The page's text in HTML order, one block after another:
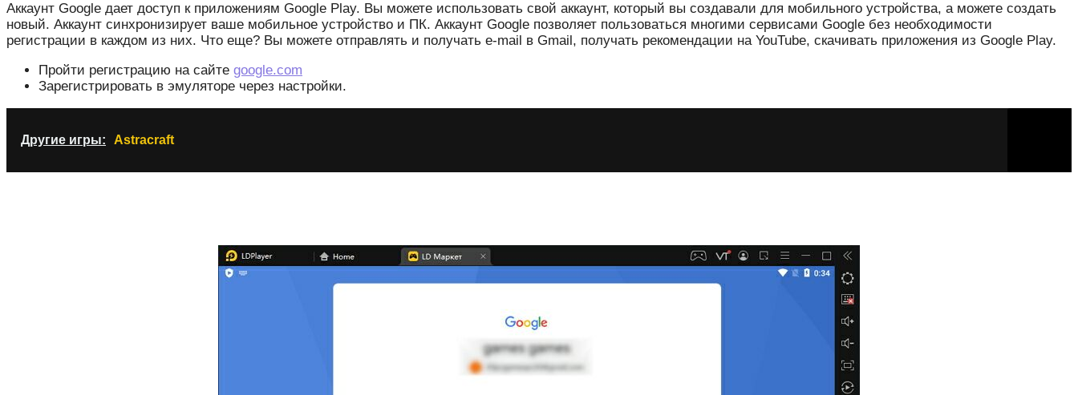
Аккаунт Google дает доступ к приложениям Google Play. Вы можете использовать свой аккаунт, который вы создавали для мобильного устройства, а можете создать
новый. Аккаунт синхронизирует ваше мобильное устройство и ПК. Аккаунт Google позволяет пользоваться многими сервисами Google без необходимости
регистрации в каждом из них. Что еще? Вы можете отправлять и получать e-mail в Gmail, получать рекомендации на YouTube, скачивать приложения из Google Play.
Пройти регистрацию на сайте google.com
Зарегистрировать в эмуляторе через настройки.
Другие игры: Astracraft